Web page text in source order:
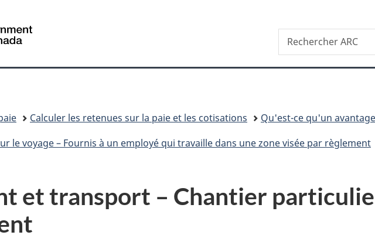
sujet
HTML
Canada
Recherche
Rechercher
ARC
Calculer les retenues sur la paie et les cotisations
Qu'est-ce qu'un
le voyage – Fournis à un employé qui travaille dans une zone visée par règlement
et transport – Chantier